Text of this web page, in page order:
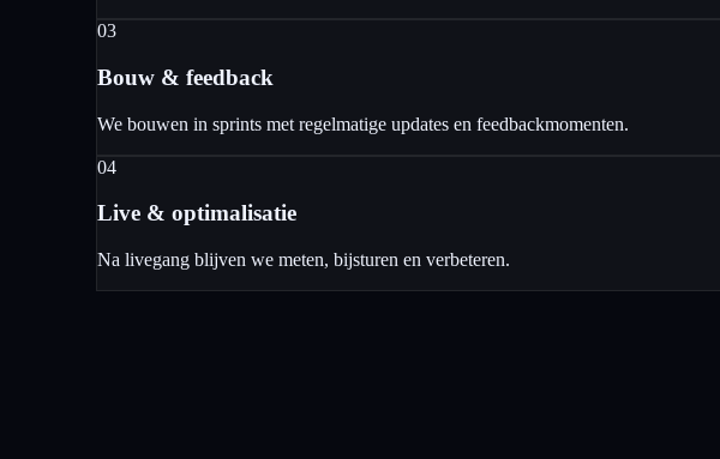
03
Bouw & feedback
We bouwen in sprints met regelmatige updates en feedbackmomenten.
04
Live & optimalisatie
Na livegang blijven we meten, bijsturen en verbeteren.